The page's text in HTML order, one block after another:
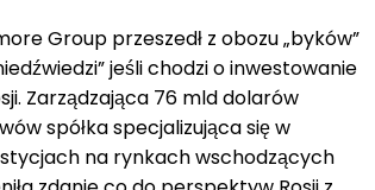
Group przeszedł z obozu „byków”
jeśli chodzi o inwestowanie
Zarządzająca 76 mld dolarów
spółka specjalizująca się w
na rynkach wschodzących